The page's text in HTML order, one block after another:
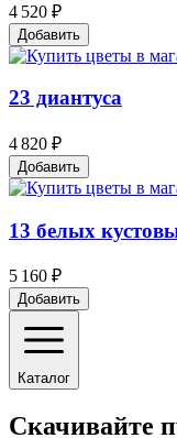
4 520 ₽
Добавить
23 диантуса
4 820 ₽
Добавить
13 белых
5 160 ₽
Добавить
Каталог
Скачивайте